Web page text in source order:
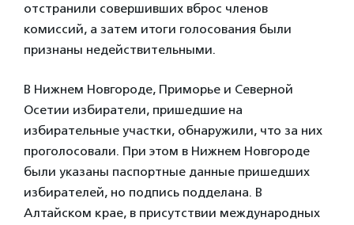
отстранили совершивших вброс членов
комиссий, а затем итоги голосования были
признаны недействительными.
В Нижнем Новгороде, Приморье и Северной
Осетии избиратели, пришедшие на
избирательные участки, обнаружили, что за них
проголосовали. При этом в Нижнем Новгороде
были указаны паспортные данные пришедших
избирателей, но подпись подделана. В
Алтайском крае, в присутствии международных